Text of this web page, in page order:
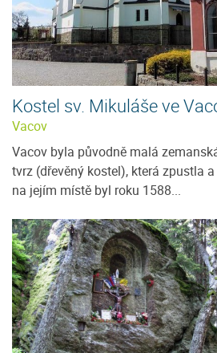
Kostel sv. Mikuláše ve
Vacov
Vacov byla původně malá
tvrz (dřevěný kostel), která zpustla a
na jejím místě byl roku 1588...